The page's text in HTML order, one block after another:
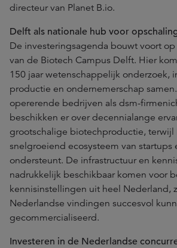
directeur van Planet B.io.
Delft als nationale hub voor
De investeringsagenda bouwt voort
van de Biotech Campus Delft. Hier
150 jaar wetenschappelijk onderzoek,
productie en ondernemerschap
opererende bedrijven als dsm-
beschikken er over decennialange
grootschalige biotechproductie, terwijl
snelgroeiend ecosysteem van startups
ondersteunt. De infrastructuur en
nadrukkelijk beschikbaar komen voor
kennisinstellingen uit heel Nederland,
Nederlandse vindingen succesvol
gecommercialiseerd.
Investeren in de Nederlandse